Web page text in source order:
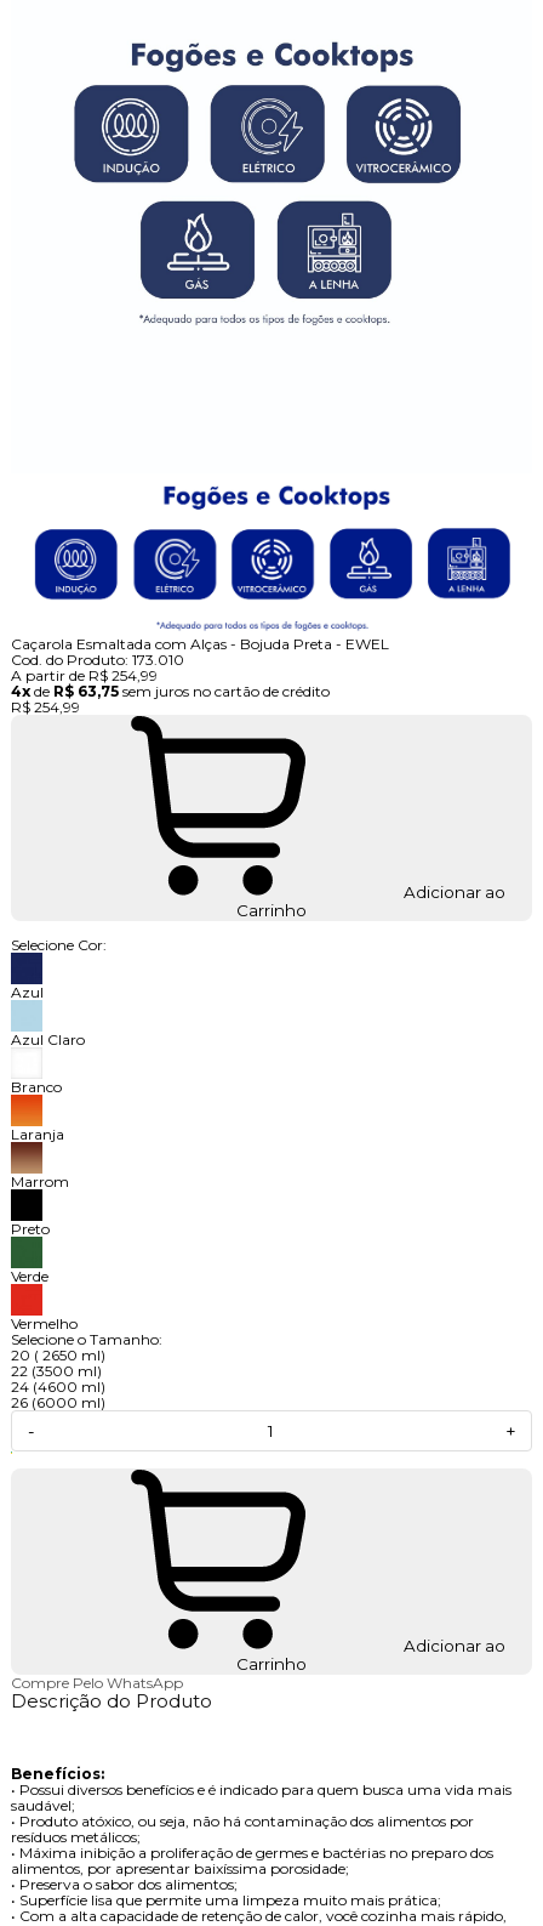
Caçarola Esmaltada com Alças - Bojuda Preta - EWEL
Cod. do Produto: 173.010
A partir de R$ 254,99
4xde R$ 63,75 sem juros no cartão de crédito
R$ 254,99
Adicionar ao
Carrinho
Selecione Cor:
Azul
Azul Claro
Branco
Laranja
Marrom
Preto
Verde
Vermelho
Selecione o Tamanho:
20 ( 2650 ml)
22 (3500 ml)
24 (4600 ml)
26 (6000 ml)
- +
Adicionar ao
Carrinho
Compre Pelo WhatsApp
Descrição do Produto
Benefícios:
• Possui diversos benefícios e é indicado para quem busca uma vida mais
saudável;
• Produto atóxico, ou seja, não há contaminação dos alimentos por
resíduos metálicos;
• Máxima inibição a proliferação de germes e bactérias no preparo dos
alimentos, por apresentar baixíssima porosidade;
• Preserva o sabor dos alimentos;
• Superfície lisa que permite uma limpeza muito mais prática;
• Com a alta capacidade de retenção de calor, você cozinha mais rápido,